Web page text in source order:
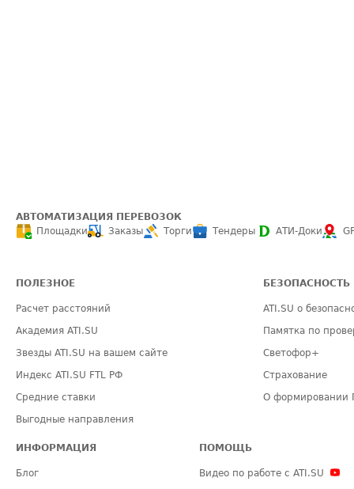
АВТОМАТИЗАЦИЯ ПЕРЕВОЗОК
Площадки
Заказы Торги Тендеры АТИ-Доки
ПОЛЕЗНОЕ
Расчет расстояний
Академия ATI.SU
Звезды ATI.SU на вашем сайте
Индекс ATI.SU FTL РФ
Средние ставки
Выгодные направления
БЕЗОПАСНОСТЬ
ATI.SU о
Памятка по
Светофор+
Страхование
О формировании
ИНФОРМАЦИЯ
Блог
ПОМОЩЬ
Видео по работе с ATI.SU